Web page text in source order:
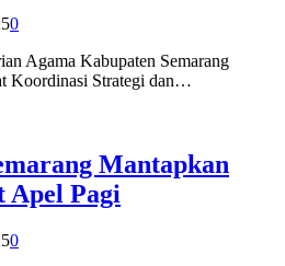
0
Agama Kabupaten Semarang
Koordinasi Strategi dan…
Mantapkan
Apel Pagi
0